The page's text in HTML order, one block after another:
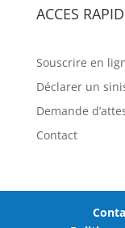
ACCES
Souscrire en
Déclarer un
Demande
Contact